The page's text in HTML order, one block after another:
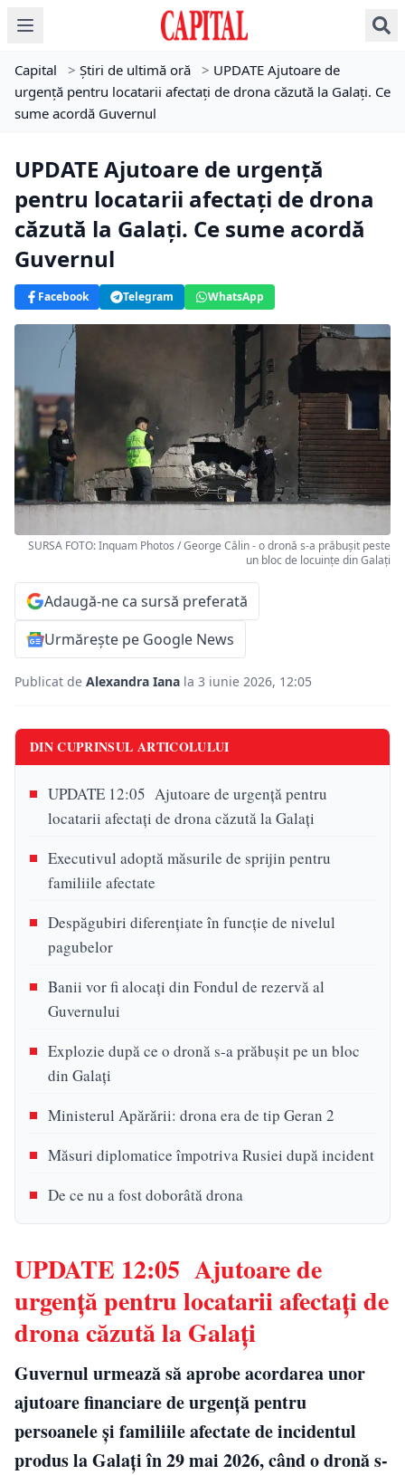
Capital > Știri de ultimă oră > UPDATE Ajutoare de
urgență pentru locatarii afectați de drona căzută la Galați. Ce
sume acordă Guvernul
UPDATE Ajutoare de urgență
pentru locatarii afectați de drona
căzută la Galați. Ce sume acordă
Guvernul
Facebook Telegram WhatsApp
SURSA FOTO: Inquam Photos / George Călin - o dronă s-a prăbușit peste
un bloc de locuințe din Galați
Adaugă-ne ca sursă preferată
Urmărește pe Google News
Publicat de Alexandra Iana la 3 iunie 2026, 12:05
DIN CUPRINSUL ARTICOLULUI
UPDATE 12:05 Ajutoare de urgență pentru
locatarii afectați de drona căzută la Galați
Executivul adoptă măsurile de sprijin pentru
familiile afectate
Despăgubiri diferențiate în funcție de nivelul
pagubelor
Banii vor fi alocați din Fondul de rezervă al
Guvernului
Explozie după ce o dronă s-a prăbușit pe un bloc
din Galați
Ministerul Apărării: drona era de tip Geran 2
Măsuri diplomatice împotriva Rusiei după incident
De ce nu a fost doborâtă drona
UPDATE 12:05 Ajutoare de
urgență pentru locatarii afectați de
drona căzută la Galați
Guvernul urmează să aprobe acordarea unor
ajutoare financiare de urgență pentru
persoanele și familiile afectate de incidentul
produs la Galați în 29 mai 2026, când o dronă s-